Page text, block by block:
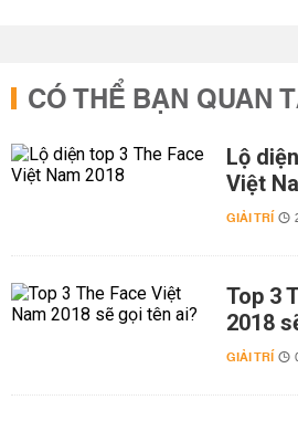
CÓ THỂ BẠN QUAN
Lộ
Việt
GIẢI TRÍ
Top 3
2018
GIẢI TRÍ